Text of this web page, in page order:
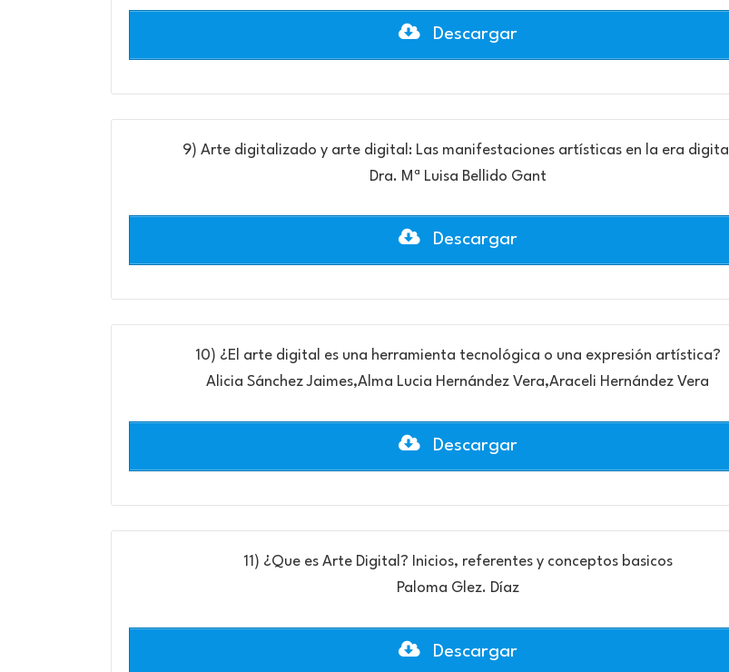
Descargar
9) Arte digitalizado y arte digital: Las manifestaciones artísticas en la era digital
Dra. Mª Luisa Bellido Gant
Descargar
10) ¿El arte digital es una herramienta tecnológica o una expresión artística?
Alicia Sánchez Jaimes,Alma Lucia Hernández Vera,Araceli Hernández Vera
Descargar
11) ¿Que es Arte Digital? Inicios, referentes y conceptos basicos
Paloma Glez. Díaz
Descargar